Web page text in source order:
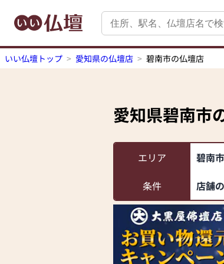
いい仏壇トップ 愛知県の仏壇店 碧南市の仏壇店
愛知県碧南市
エリア 碧南市
条件 店舗